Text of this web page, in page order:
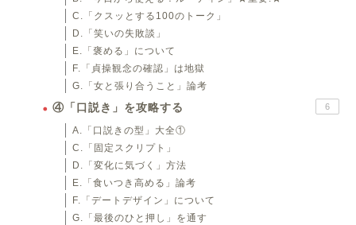
C.「クスッとする100のトーク」
D.「笑いの失敗談」
E.「褒める」について
F.「貞操観念の確認」は地獄
G.「女と張り合うこと」論考
④「口説き」を攻略する 6
A.「口説きの型」大全①
C.「固定スクリプト」
D.「変化に気づく」方法
E.「食いつき高める」論考
F.「デートデザイン」について
G.「最後のひと押し」を通す